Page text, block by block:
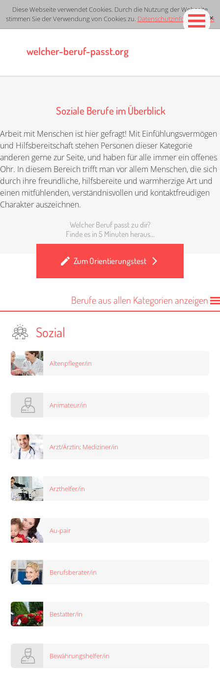
Diese Webseite verwendet Cookies. Durch die Nutzung der Webseite
stimmen Sie der Verwendung von Cookies zu. Datenschutzinformationen
[x]
welcher-beruf-passt.org
Soziale Berufe im Überblick
Arbeit mit Menschen ist hier gefragt! Mit Einfühlungsvermögen
und Hilfsbereitschaft stehen Personen dieser Kategorie
anderen gerne zur Seite, und haben für alle immer ein offenes
Ohr. In diesem Bereich trifft man vor allem Menschen, die sich
durch ihre freundliche, hilfsbereite und warmherzige Art und
einen mitfühlenden, verständnisvollen und kontaktfreudigen
Charakter auszeichnen.
Welcher Beruf passt zu dir?
Finde es in 5 Minuten heraus...
Zum Orientierungstest
Berufe aus allen Kategorien anzeigen
Sozial
Altenpfleger/in
Animateur/in
Arzt/Ärztin; Mediziner/in
Arzthelfer/in
Au-pair
Berufsberater/in
Bestatter/in
Bewährungshelfer/in